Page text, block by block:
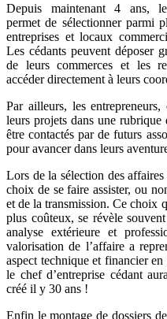
Depuis maintenant 4 ans,
permet de sélectionner parmi
entreprises et locaux
Les cédants peuvent déposer
de leurs commerces et les
accéder directement à leurs
Par ailleurs, les
leurs projets dans une
être contactés par de futurs
pour avancer dans leurs
Lors de la sélection des
choix de se faire assister, ou
et de la transmission. Ce choix
plus coûteux, se révèle
analyse extérieure et
valorisation de l’affaire a
aspect technique et financier
le chef d’entreprise cédant
créé il y 30 ans !
Enfin le montage de dossiers